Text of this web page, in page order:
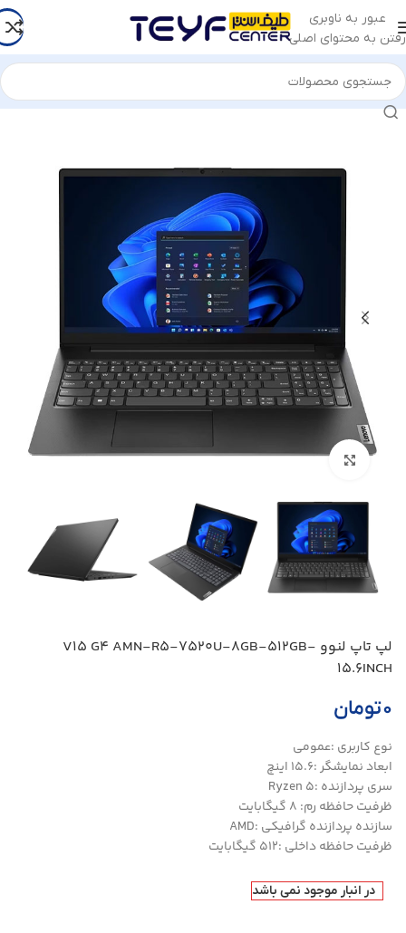
عبور به ناوبری
رفتن به محتوای اصلی
خانه/کامپیوتر و لپ تاپ/لپ تاپ/لپ تاپ لنوو
بزرگنمایی تصویر
لپ تاپ لنوو V15 G4 AMN-R5-7520U-8GB-512GB-
15.6INCH
۰تومان
نوع کاربری :عمومی
ابعاد نمایشگر :15.6 اینچ
سری پردازنده :Ryzen 5
ظرفیت حافظه رم: 8 گیگابایت
سازنده پردازنده گرافیکی :AMD
ظرفیت حافظه داخلی :512 گیگابایت
در انبار موجود نمی باشد